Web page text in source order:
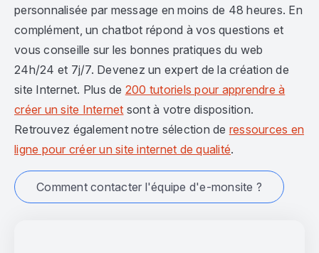
personnalisée par message en moins de 48 heures. En
complément, un chatbot répond à vos questions et
vous conseille sur les bonnes pratiques du web
24h/24 et 7j/7. Devenez un expert de la création de
site Internet. Plus de 200 tutoriels pour apprendre à
créer un site Internet sont à votre disposition.
Retrouvez également notre sélection de ressources en
ligne pour créer un site internet de qualité.
Comment contacter l'équipe d'e-monsite ?